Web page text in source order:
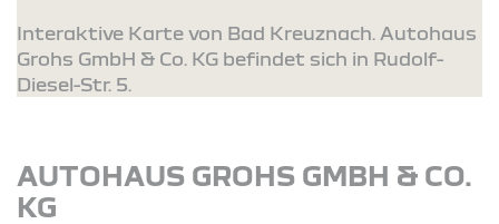
Interaktive Karte von Bad Kreuznach. Autohaus
Grohs GmbH & Co. KG befindet sich in Rudolf-
Diesel-Str. 5.
AUTOHAUS GROHS GMBH & CO.
KG